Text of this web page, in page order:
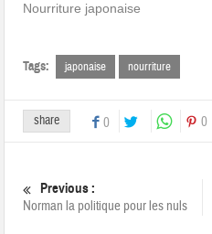
Nourriture japonaise
Tags: japonaise nourriture
share 0 0
Previous :
Norman la politique pour les nuls